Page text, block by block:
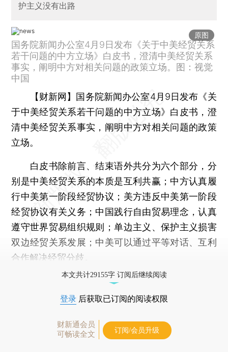
护主义没有出路
原图
国务院新闻办公室4月9日发布《关于中美经贸关系
若干问题的中方立场》白皮书，澄清中美经贸关系
事实，阐明中方对相关问题的政策立场。图：视觉
中国
【财新网】 国务院新闻办公室4月9日发布《关
于中美经贸关系若干问题的中方立场》白皮书，澄
清中美经贸关系事实，阐明中方对相关问题的政策
立场。
白皮书除前言、结束语外共分为六个部分，分
别是中美经贸关系的本质是互利共赢；中方认真履
行中美第一阶段经贸协议；美方违反中美第一阶段
经贸协议有关义务；中国践行自由贸易理念，认真
遵守世界贸易组织规则；单边主义、保护主义损害
双边经贸关系发展；中美可以通过平等对话、互利
合作解决经贸分歧。
本文共计29155字 订阅后继续阅读
登录 后获取已订阅的阅读权限
财新通会员
可畅读全文
订阅/会员升级